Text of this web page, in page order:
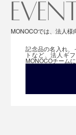
MONOCOでは、法人様
記念品の名入れ
トなど、法人ギ
MONOCOチーム